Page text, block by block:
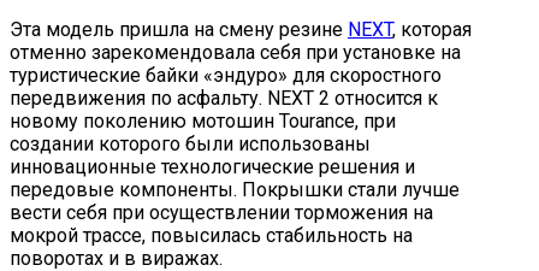
Эта модель пришла на смену резине NEXT, которая
отменно зарекомендовала себя при установке на
туристические байки «эндуро» для скоростного
передвижения по асфальту. NEXT 2 относится к
новому поколению мотошин Tourance, при
создании которого были использованы
инновационные технологические решения и
передовые компоненты. Покрышки стали лучше
вести себя при осуществлении торможения на
мокрой трассе, повысилась стабильность на
поворотах и в виражах.